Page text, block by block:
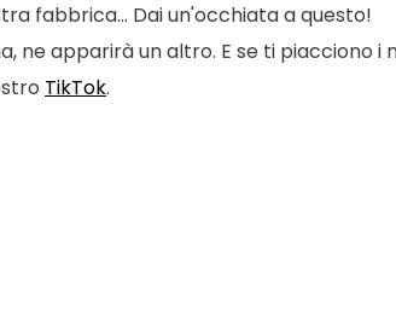
fabbrica... Dai un'occhiata a questo!
ne apparirà un altro. E se ti piacciono i
TikTok.